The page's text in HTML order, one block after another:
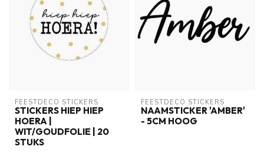
FEESTDECO STICKERS
STICKERS HIEP HIEP
HOERA |
WIT/GOUDFOLIE | 20
STUKS
FEESTDECO STICKERS
NAAMSTICKER 'AMBER'
- 5CM HOOG